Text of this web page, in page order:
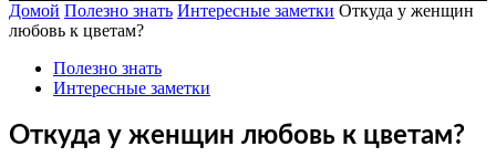
Домой Полезно знать Интересные заметки Откуда у женщин
любовь к цветам?
Полезно знать
Интересные заметки
Откуда у женщин любовь к цветам?